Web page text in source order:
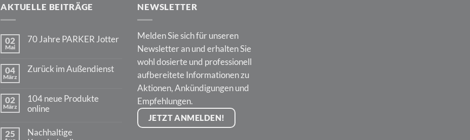
AKTUELLE BEITRÄGE
02
Mai
70 Jahre PARKER Jotter
70
04
März
Zurück im Außendienst
Zurück
im
Außendienst
02
März
104 neue Produkte
online
zu
25
Nachhaltige
NEWSLETTER
Melden Sie sich für unseren
Newsletter an und erhalten Sie
wohl dosierte und professionell
aufbereitete Informationen zu
Aktionen, Ankündigungen und
Empfehlungen.
JETZT ANMELDEN!